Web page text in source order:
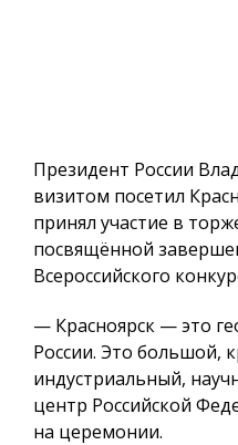
Президент России
визитом посетил
принял участие в
посвящённой
Всероссийского
— Красноярск — это
России. Это
индустриальный,
центр Российской
на церемонии.